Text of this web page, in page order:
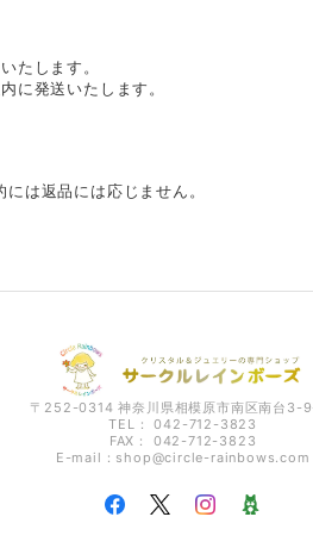
たします。
に発送いたします。
は返品には応じません。
〒252-0314 神奈川県相模原市南区南台3-
TEL： 042-712-3823
FAX： 042-712-3823
E-mail： shop@circle-rainbows.com